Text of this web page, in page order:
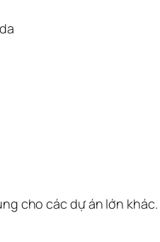
cho các dự án lớn khác.